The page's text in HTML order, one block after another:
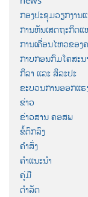
ກອງປະຊຸມວຽກງານ
ການຫັນເສດຖະກິດແ
ການເຄື່ອນໄຫວຂອງ
ກາບກອນກົມໂຄສະນ
ກິລາ ແລະ ສິລະປະ
ຂະບວນການອອກແຮ
ຂ່າວ
ຂ່າວສານ ຄອສພ
ຂໍ້ຕົກລົງ
ຄຳສັ່ງ
ຄຳແນະນຳ
ຄູ່ມື
ດຳລັດ